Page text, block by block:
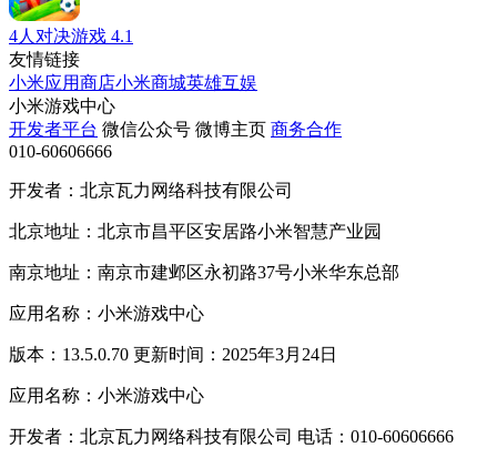
4人对决游戏 4.1
友情链接
小米应用商店小米商城英雄互娱
小米游戏中心
开发者平台 微信公众号 微博主页 商务合作
010-60606666
开发者：北京瓦力网络科技有限公司
北京地址：北京市昌平区安居路小米智慧产业园
南京地址：南京市建邺区永初路37号小米华东总部
应用名称：小米游戏中心
版本：13.5.0.70 更新时间：2025年3月24日
应用名称：小米游戏中心
开发者：北京瓦力网络科技有限公司 电话：010-60606666